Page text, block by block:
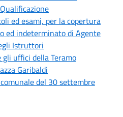
ed esami, per la copertura
ed indeterminato di Agente
Istruttori
uffici della Teramo
Garibaldi
del 30 settembre